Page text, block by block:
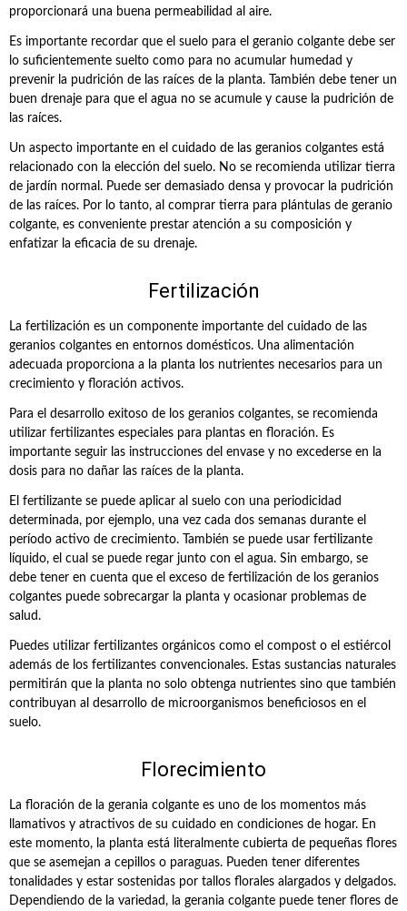
proporcionará una buena permeabilidad al aire.
Es importante recordar que el suelo para el geranio colgante debe ser
lo suficientemente suelto como para no acumular humedad y
prevenir la pudrición de las raíces de la planta. También debe tener un
buen drenaje para que el agua no se acumule y cause la pudrición de
las raíces.
Un aspecto importante en el cuidado de las geranios colgantes está
relacionado con la elección del suelo. No se recomienda utilizar tierra
de jardín normal. Puede ser demasiado densa y provocar la pudrición
de las raíces. Por lo tanto, al comprar tierra para plántulas de geranio
colgante, es conveniente prestar atención a su composición y
enfatizar la eficacia de su drenaje.
Fertilización
La fertilización es un componente importante del cuidado de las
geranios colgantes en entornos domésticos. Una alimentación
adecuada proporciona a la planta los nutrientes necesarios para un
crecimiento y floración activos.
Para el desarrollo exitoso de los geranios colgantes, se recomienda
utilizar fertilizantes especiales para plantas en floración. Es
importante seguir las instrucciones del envase y no excederse en la
dosis para no dañar las raíces de la planta.
El fertilizante se puede aplicar al suelo con una periodicidad
determinada, por ejemplo, una vez cada dos semanas durante el
período activo de crecimiento. También se puede usar fertilizante
líquido, el cual se puede regar junto con el agua. Sin embargo, se
debe tener en cuenta que el exceso de fertilización de los geranios
colgantes puede sobrecargar la planta y ocasionar problemas de
salud.
Puedes utilizar fertilizantes orgánicos como el compost o el estiércol
además de los fertilizantes convencionales. Estas sustancias naturales
permitirán que la planta no solo obtenga nutrientes sino que también
contribuyan al desarrollo de microorganismos beneficiosos en el
suelo.
Florecimiento
La floración de la gerania colgante es uno de los momentos más
llamativos y atractivos de su cuidado en condiciones de hogar. En
este momento, la planta está literalmente cubierta de pequeñas flores
que se asemejan a cepillos o paraguas. Pueden tener diferentes
tonalidades y estar sostenidas por tallos florales alargados y delgados.
Dependiendo de la variedad, la gerania colgante puede tener flores de